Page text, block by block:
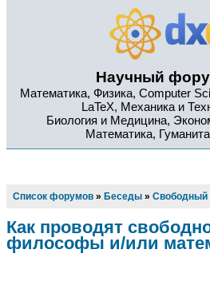
Научный
Математика, Физика, Computer
LaTeX, Механика и
Биология и Медицина,
Математика,
Список форумов » Беседы » Свободный
Как проводят
философы и/или